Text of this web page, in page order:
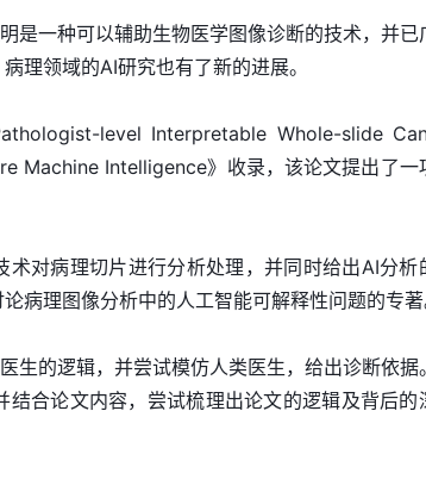
是一种可以辅助生物医学图像诊断的技术，并已
理领域的AI研究也有了新的进展。
level Interpretable Whole-slide
Machine Intelligence》收录，该论文提出了一
对病理切片进行分析处理，并同时给出AI分析
病理图像分析中的人工智能可解释性问题的专著
生的逻辑，并尝试模仿人类医生，给出诊断依据
合论文内容，尝试梳理出论文的逻辑及背后的